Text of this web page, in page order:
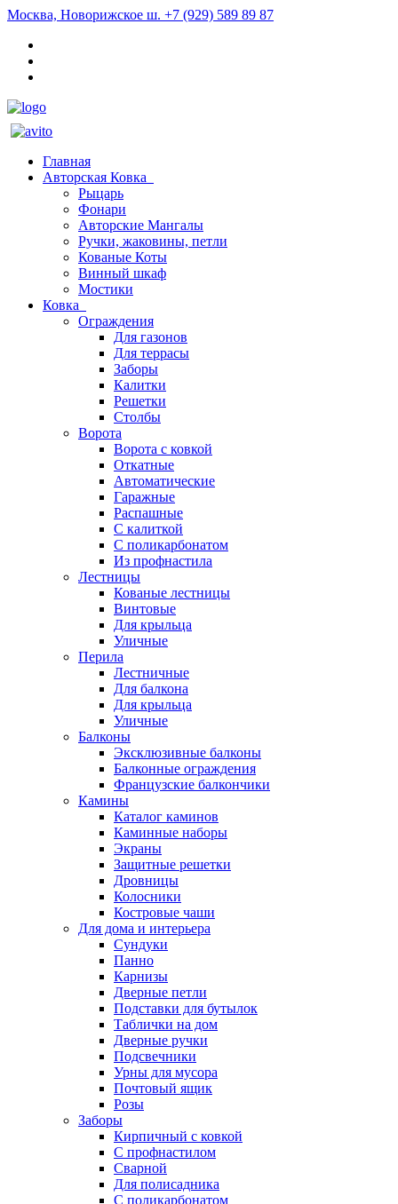
Москва, Новорижское ш. +7 (929) 589 89 87
Главная
Авторская Ковка
Рыцарь
Фонари
Авторские Мангалы
Ручки, жаковины, петли
Кованые Коты
Винный шкаф
Мостики
Ковка
Ограждения
Для газонов
Для террасы
Заборы
Калитки
Решетки
Столбы
Ворота
Ворота с ковкой
Откатные
Автоматические
Гаражные
Распашные
С калиткой
С поликарбонатом
Из профнастила
Лестницы
Кованые лестницы
Винтовые
Для крыльца
Уличные
Перила
Лестничные
Для балкона
Для крыльца
Уличные
Балконы
Эксклюзивные балконы
Балконные ограждения
Французские балкончики
Камины
Каталог каминов
Каминные наборы
Экраны
Защитные решетки
Дровницы
Колосники
Костровые чаши
Для дома и интерьера
Сундуки
Панно
Карнизы
Дверные петли
Подставки для бутылок
Таблички на дом
Дверные ручки
Подсвечники
Урны для мусора
Почтовый ящик
Розы
Заборы
Кирпичный с ковкой
С профнастилом
Сварной
Для полисадника
С поликарбонатом